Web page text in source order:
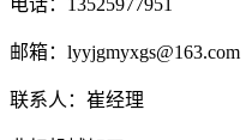
电话：13525977951
邮箱：lyyjgmyxgs@163.com
联系人：崔经理